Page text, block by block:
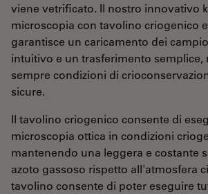
viene vetrificato. Il nostro innovativo
microscopia con tavolino criogenico
garantisce un caricamento dei
intuitivo e un trasferimento semplice,
sempre condizioni di
sicure.
Il tavolino criogenico consente di
microscopia ottica in condizioni
mantenendo una leggera e costante
azoto gassoso rispetto all'atmosfera
tavolino consente di poter eseguire